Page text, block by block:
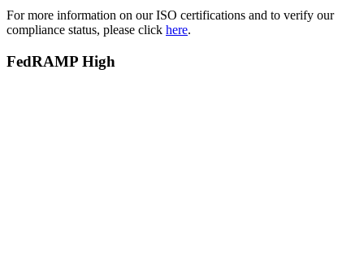
For more information on our ISO certifications and to verify our
compliance status, please click here.
FedRAMP High